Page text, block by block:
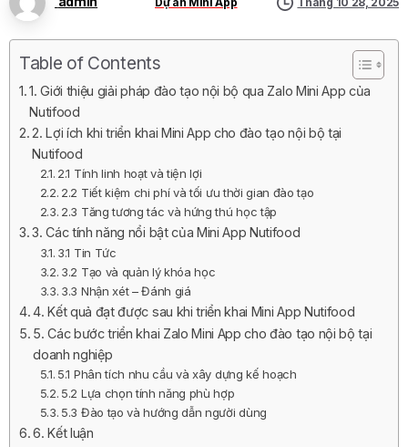
Table of Contents
1. Giới thiệu giải pháp đào tạo nội bộ qua Zalo Mini App của
Nutifood
2. Lợi ích khi triển khai Mini App cho đào tạo nội bộ tại
Nutifood
2.1 Tính linh hoạt và tiện lợi
2.2 Tiết kiệm chi phí và tối ưu thời gian đào tạo
2.3 Tăng tương tác và hứng thú học tập
3. Các tính năng nổi bật của Mini App Nutifood
3.1 Tin Tức
3.2 Tạo và quản lý khóa học
3.3 Nhận xét – Đánh giá
4. Kết quả đạt được sau khi triển khai Mini App Nutifood
5. Các bước triển khai Zalo Mini App cho đào tạo nội bộ tại
doanh nghiệp
5.1 Phân tích nhu cầu và xây dựng kế hoạch
5.2 Lựa chọn tính năng phù hợp
5.3 Đào tạo và hướng dẫn người dùng
6. Kết luận